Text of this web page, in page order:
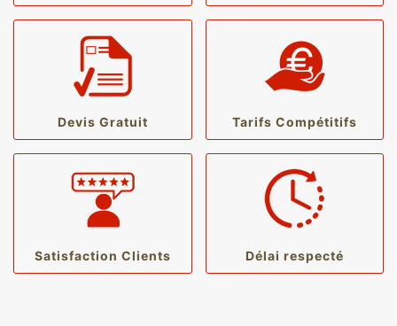
Devis Gratuit Tarifs Compétitifs
Satisfaction Clients Délai respecté